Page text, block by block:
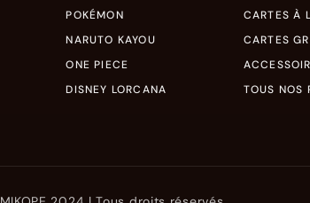
POKÉMON
NARUTO KAYOU
ONE PIECE
DISNEY LORCANA
CARTES À
CARTES
TOUS NOS